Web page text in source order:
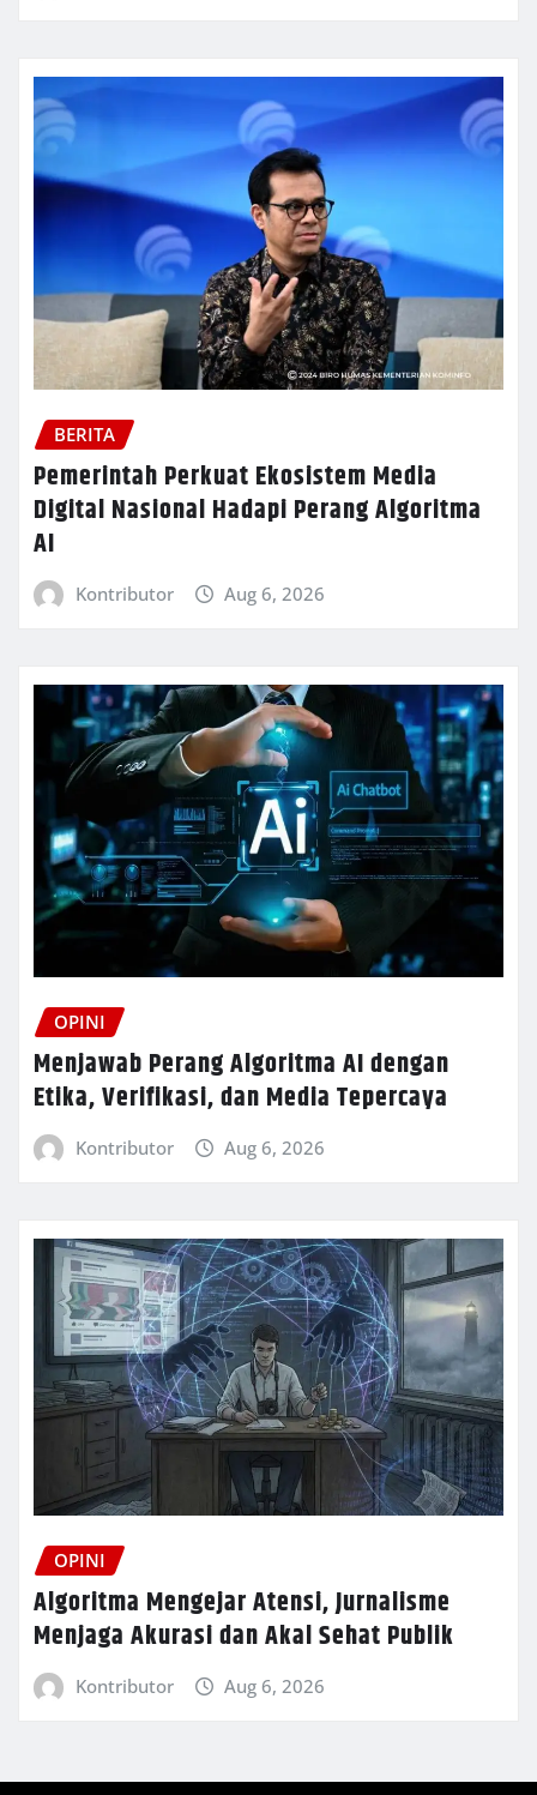
BERITA
Pemerintah Perkuat Ekosistem Media
Digital Nasional Hadapi Perang Algoritma
AI
Kontributor Aug 6, 2026
OPINI
Menjawab Perang Algoritma AI dengan
Etika, Verifikasi, dan Media Tepercaya
Kontributor Aug 6, 2026
OPINI
Algoritma Mengejar Atensi, Jurnalisme
Menjaga Akurasi dan Akal Sehat Publik
Kontributor Aug 6, 2026